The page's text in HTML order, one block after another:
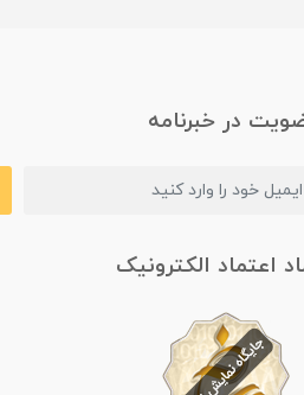
در خبرنامه
اعتماد الکترونیک